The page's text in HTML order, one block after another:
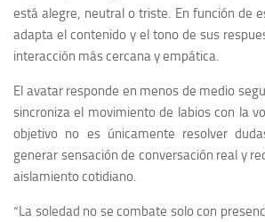
está alegre, neutral o triste. En función de
adapta el contenido y el tono de sus
interacción más cercana y empática.
El avatar responde en menos de medio
sincroniza el movimiento de labios con la
objetivo no es únicamente resolver
generar sensación de conversación real y
aislamiento cotidiano.
“La soledad no se combate solo con